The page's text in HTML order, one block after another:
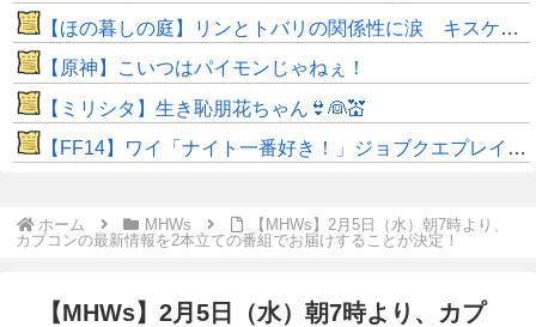
【ほの暮しの庭】リンとトバリの関係性に涙 キスケの株も急上昇
【原神】こいつはパイモンじゃねぇ！
【ミリシタ】生き恥朋花ちゃん👙👰💒
【FF14】ワイ「ナイト一番好き！」ジョブクエプレイ後「虚無すぎて泣ける…」←他ジョブなんて◯◯だぜw
ホーム MHWs
【MHWs】2月5日（水）朝7時より、
カプコンの最新情報を2本立ての番組でお届けすることが決定！
【MHWs】2月5日（水）朝7時より、カプ